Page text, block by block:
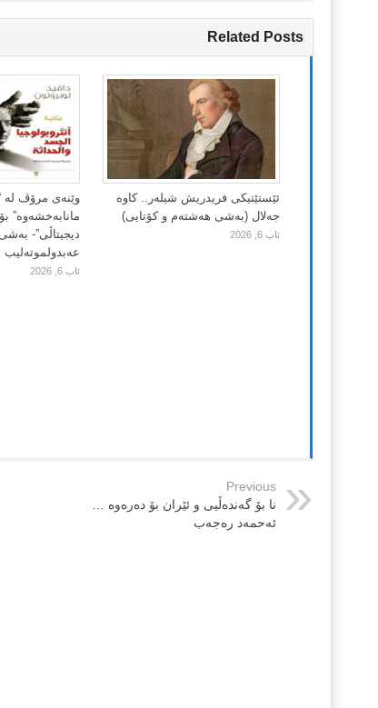
Related Posts
ئێستێتیکی فریدریش شیلەر.. کاوە
جەلال (بەشی هەشتەم و کۆتایی)
ئاب 6, 2026
وێنەی مرۆڤ لە
مانابەخشەوە”
دیجیتاڵی”-
عەبدولموتەلیب
ئاب 6, 2026
Previous
نا بۆ گه‌نده‌ڵیی و ئێران بۆ ده‌ره‌وه‌ …
ئه‌حمه‌د ره‌جه‌ب